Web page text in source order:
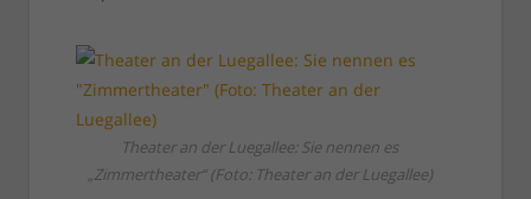
Theater an der Luegallee: Sie nennen es
„Zimmertheater“ (Foto: Theater an der Luegallee)